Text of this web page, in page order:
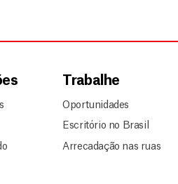
Trabalhe
Oportunidades
Escritório no Brasil
Arrecadação nas ruas